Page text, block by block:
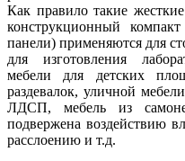
Как правило такие
конструкционный
панели) применяются для
для изготовления
мебели для детских
раздевалок, уличной
ЛДСП, мебель из
подвержена воздействию
расслоению и т.д.